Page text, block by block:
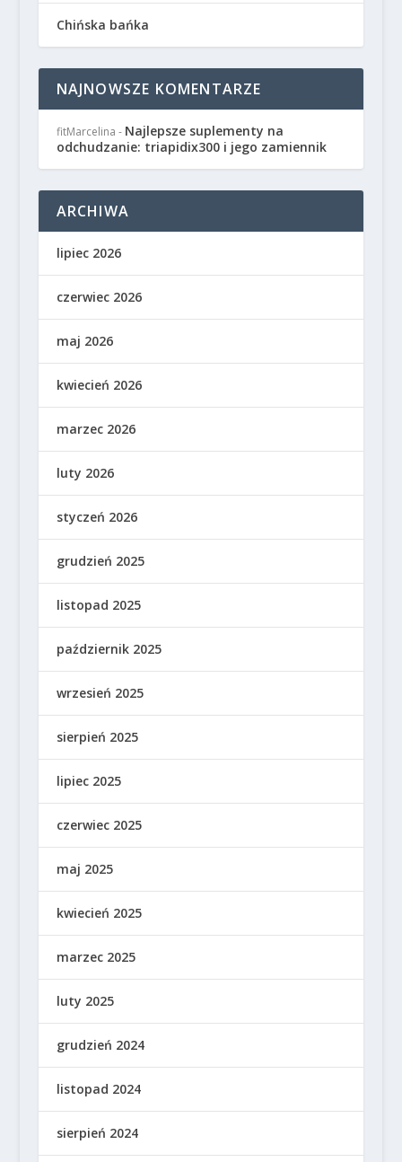
Chińska bańka
NAJNOWSZE KOMENTARZE
fitMarcelina - Najlepsze suplementy na
odchudzanie: triapidix300 i jego zamiennik
ARCHIWA
lipiec 2026
czerwiec 2026
maj 2026
kwiecień 2026
marzec 2026
luty 2026
styczeń 2026
grudzień 2025
listopad 2025
październik 2025
wrzesień 2025
sierpień 2025
lipiec 2025
czerwiec 2025
maj 2025
kwiecień 2025
marzec 2025
luty 2025
grudzień 2024
listopad 2024
sierpień 2024